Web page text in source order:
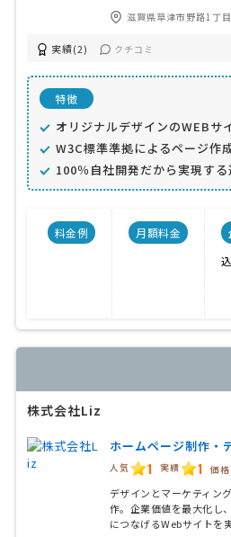
滋賀県草津市野路1丁
実績(2) クチコミ
特徴
オリジナルデザインのWEBサ
W3C標準準拠によるページ作
100％自社開発だから実現す
料金例 月額料金
株式会社Liz
ホームページ制作・
人気 1 実績 1 価格
デザインとマーケティン
作。企業価値を最大化し
につなげるWebサイトを